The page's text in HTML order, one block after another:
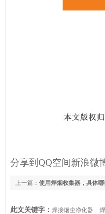
分享到 QQ空间新浪微
上一篇： 使用焊烟收集器，具体
此文关键字： 焊接烟尘净化器